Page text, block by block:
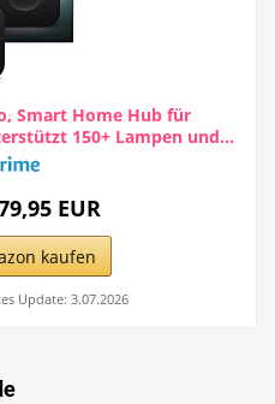
Smart Home Hub für
150+ Lampen und...
EUR
kaufen
Update: 3.07.2026